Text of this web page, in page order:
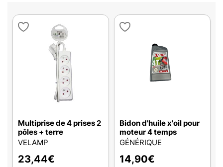
Multiprise de 4 prises 2
pôles + terre
VELAMP
23,44€
Bidon d'huile x'oil pour
moteur 4 temps
GÉNÉRIQUE
14,90€